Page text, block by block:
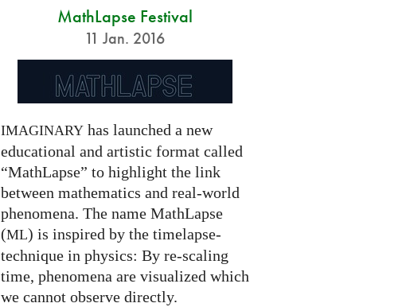
MathLapse Festival
11 Jan. 2016
IMAGINARYhas launched a new
educational and artistic format called
“MathLapse” to highlight the link
between mathematics and real-world
phenomena. The name MathLapse
(ML) is inspired by the timelapse-
technique in physics: By re-scaling
time, phenomena are visualized which
we cannot observe directly.